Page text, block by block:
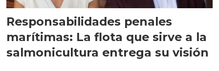
Responsabilidades penales
marítimas: La flota que sirve a la
salmonicultura entrega su visión